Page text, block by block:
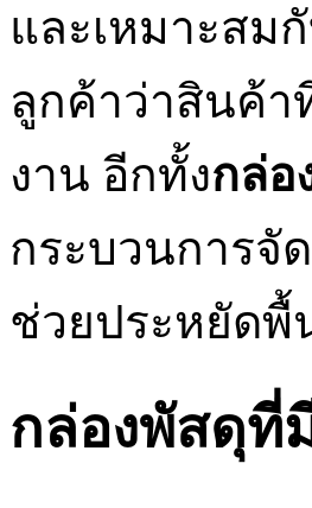
และเหมาะสม
ลูกค้าว่าสินค้
งาน อีกทั้งกล่อ
กระบวนการจั
ช่วยประหยัดพื้
กล่องพัสดุที่